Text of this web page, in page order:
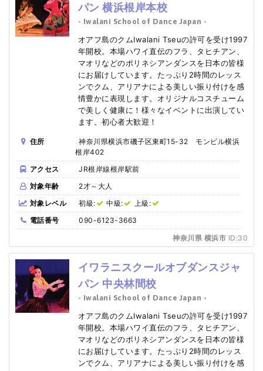
パン 横浜根岸本校
- Iwalani School of Dance Japan -
オアフ島のクムIwalani Tseuの許可を受け1997
年開校。本場ハワイ直伝のフラ、タヒチアン、
マオリなどのポリネシアンダンスを日本の皆様
にお届けしています。たっぷり2時間のレッス
ンでクム、アリアナによる美しい振り付けを感
情豊かに表現します。オリジナルコスチューム
で美しく健康に！様々なイベントに出演してい
ます。初心者大歓迎！
住所
神奈川県横浜市磯子区東町15-32 モンビル横浜
根岸402
アクセス
JR根岸線根岸駅前
対象年齢
2才～大人
対象レベル
初級: 中級:
上級:
電話番号
090-6123-3663
神奈川県 横浜市 ID:30
イワラニスクールオブダンスジャ
パン 中央林間校
- Iwalani School of Dance Japan -
オアフ島のクムIwalani Tseuの許可を受け1997
年開校。本場ハワイ直伝のフラ、タヒチアン、
マオリなどのポリネシアンダンスを日本の皆様
にお届けしています。たっぷり2時間のレッス
ンでクム、アリアナによる美しい振り付けを感